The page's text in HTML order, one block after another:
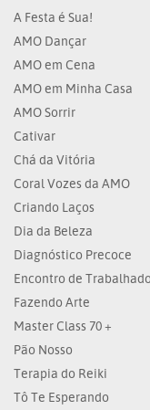
A Festa é Sua!
AMO Dançar
AMO em Cena
AMO em Minha Casa
AMO Sorrir
Cativar
Chá da Vitória
Coral Vozes da AMO
Criando Laços
Dia da Beleza
Diagnóstico Precoce
Encontro de
Fazendo Arte
Master Class 70 +
Pão Nosso
Terapia do Reiki
Tô Te Esperando